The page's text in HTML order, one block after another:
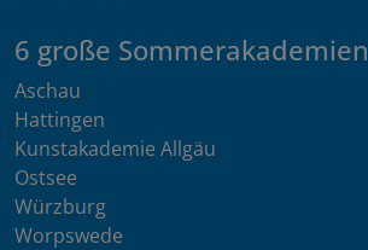
6 große Sommerakademien
Aschau
Hattingen
Kunstakademie Allgäu
Ostsee
Würzburg
Worpswede